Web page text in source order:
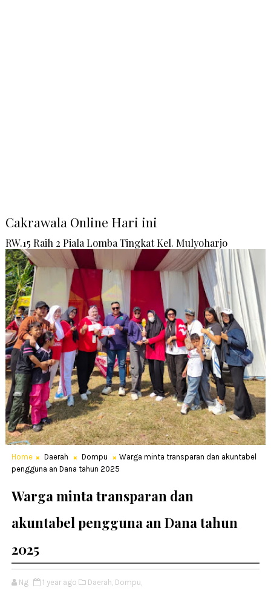
Cakrawala Online Hari ini
RW.15 Raih 2 Piala Lomba Tingkat Kel. Mulyoharjo
Home Daerah Dompu
Warga minta transparan dan akuntabel
pengguna an Dana tahun 2025
Warga minta transparan dan
akuntabel pengguna an Dana tahun
2025
Ng 1 year ago Daerah, Dompu,